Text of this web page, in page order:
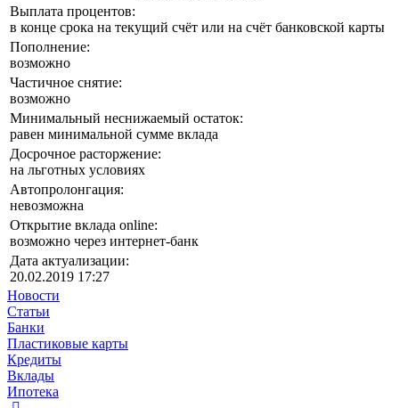
Выплата процентов:
в конце срока на текущий счёт или на счёт банковской карты
Пополнение:
возможно
Частичное снятие:
возможно
Минимальный неснижаемый остаток:
равен минимальной сумме вклада
Досрочное расторжение:
на льготных условиях
Автопролонгация:
невозможна
Открытие вклада online:
возможно через интернет-банк
Дата актуализации:
20.02.2019 17:27
Новости
Статьи
Банки
Пластиковые карты
Кредиты
Вклады
Ипотека